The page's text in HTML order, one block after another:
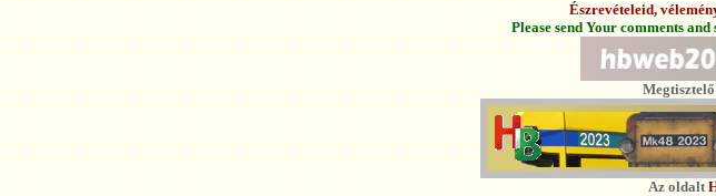
Észrevételeid,
Please send Your comments
Az oldalt